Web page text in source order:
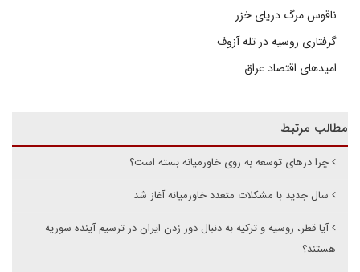
ناقوس مرگ دریای خزر
گرفتاری روسیه در تله آزوف
امیدهای اقتصاد عراق
مطالب مرتبط
چرا درهای توسعه به روی خاورمیانه بسته است؟
سال جدید با مشکلات متعدد خاورمیانه آغاز شد
آیا قطر، روسیه و ترکیه به دنبال دور زدن ایران در ترسیم آینده سوریه
هستند؟